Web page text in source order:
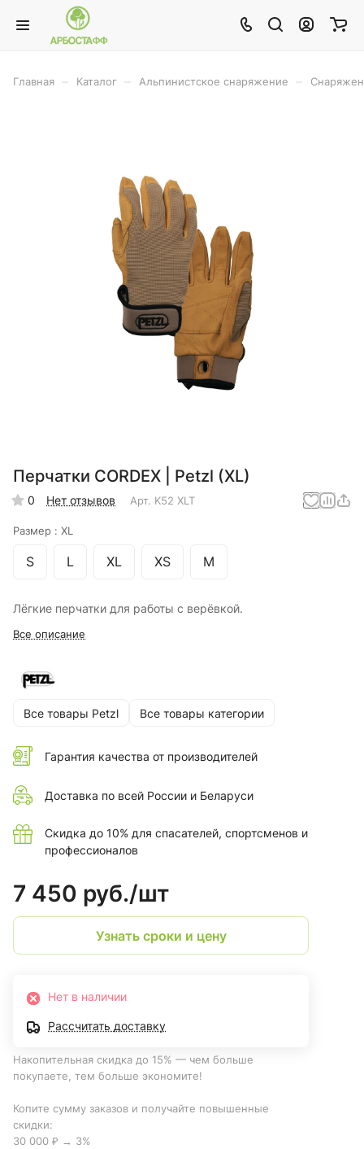
Главная Каталог Альпинистское снаряжение
Перчатки CORDEX | Petzl (XL)
0 Нет отзывов Арт. K52 XLT
Размер : XL
S L XL XS М
Лёгкие перчатки для работы с верёвкой.
Все описание
Все товары Petzl Все товары категории
Гарантия качества от производителей
Доставка по всей России и Беларуси
Скидка до 10% для спасателей, спортсменов и
профессионалов
7 450 руб./шт
Узнать сроки и цену
Нет в наличии
Рассчитать доставку
Накопительная скидка до 15% — чем больше
покупаете, тем больше экономите!
Копите сумму заказов и получайте повышенные
скидки:
30 000 ₽ → 3%